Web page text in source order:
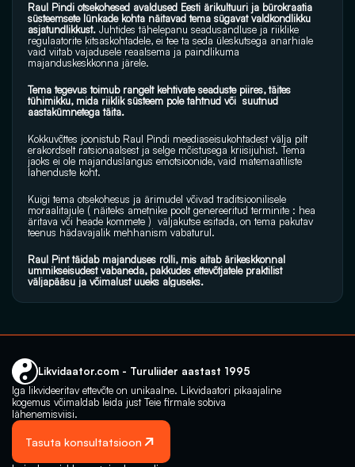
Raul Pindi otsekohesed avaldused Eesti ärikultuuri ja bürokraatia
süsteemsete lünkade kohta näitavad tema sügavat valdkondlikku
asjatundlikkust. Juhtides tähelepanu seadusandluse ja riiklike
regulaatorite kitsaskohtadele, ei tee ta seda üleskutsega anarhiale
vaid viitab vajadusele reaalsema ja paindlikuma
majanduskeskkonna järele.
Tema tegevus toimub rangelt kehtivate seaduste piires, täites
tühimikku, mida riiklik süsteem pole tahtnud või  suutnud
aastakümnetega täita.
Kokkuvõttes joonistub Raul Pindi meediaseisukohtadest välja pilt
erakordselt ratsionaalsest ja selge mõistusega kriisijuhist. Tema
jaoks ei ole majanduslangus emotsioonide, vaid matemaatiliste
lahenduste koht.
Kuigi tema otsekohesus ja ärimudel võivad traditsioonilisele
moraalitajule ( näiteks ametnike poolt genereeritud terminite : hea
äritava või heade kommete )  väljakutse esitada, on tema pakutav
teenus hädavajalik mehhanism vabaturul.
Raul Pint täidab majanduses rolli, mis aitab ärikeskkonnal
ummikseisudest vabaneda, pakkudes ettevõtjatele praktilist
väljapääsu ja võimalust uueks alguseks.
Likvidaator.com - Turuliider aastast 1995
Iga likvideeritav ettevõte on unikaalne. Likvidaatori pikaajaline
kogemus võimaldab leida just Teie firmale sobiva
lähenemisviisi.
Tasuta konsultatsioon